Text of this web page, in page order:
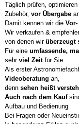
Täglich prüfen,
Zubehör, vor Übergabe
Damit kennen wir die
Wir verkaufen &
von denen wir überzeugt
Für eine umfassende,
sehr viel Zeitfür Sie
Als erster
Videoberatung an,
denn sehen heißt
Auch nach dem Kauf
Aufbau und Bedienung
Bei Fragen oder